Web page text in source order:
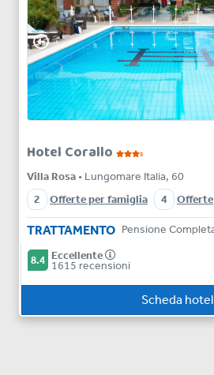
Hotel Corallo s
Villa Rosa • Lungomare Italia, 60
2
Offerte per famiglia 4 Offerte
TRATTAMENTO
8.4 Eccellente
1615 recensioni
Scheda hotel